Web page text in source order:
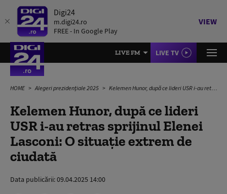
Digi24
m.digi24.ro
FREE - In Google Play
VIEW
LIVE FM LIVE TV
HOME Alegeri prezidențiale 2025 Kelemen Hunor, după ce lideri USR i-au retras sprijinul Elenei Lasconi: O situaţie extrem de ciudată
Kelemen Hunor, după ce lideri
USR i-au retras sprijinul Elenei
Lasconi: O situaţie extrem de
ciudată
Data publicării:09.04.2025 14:00